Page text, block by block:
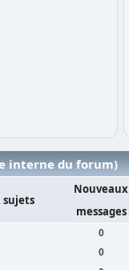
interne du forum)
sujets
Nouveaux
messages
0
0